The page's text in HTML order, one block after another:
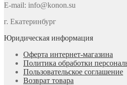
E-mail: info@konon.su
г. Екатеринбург
Юридическая информация
Оферта интернет-магазина
Политика обработки
Пользовательское соглашение
Возврат товара